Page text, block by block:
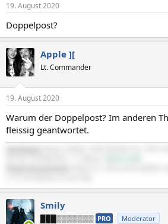
19. August 2020
Doppelpost?
Apple ][
Lt. Commander
19. August 2020
Warum der Doppelpost? Im anderen
fleissig geantwortet.
Smily
███▒▒▒▒▒▒▒ PRO Moderator